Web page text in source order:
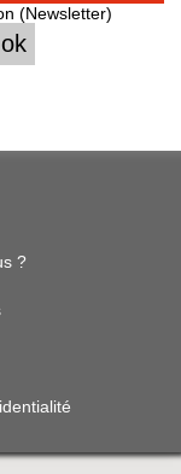
(Newsletter)
?